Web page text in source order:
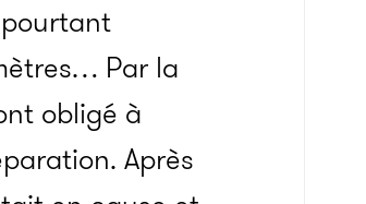
Par la
obligé à
Après